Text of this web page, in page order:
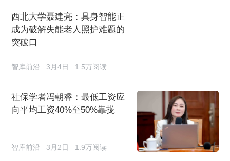
西北大学聂建亮：具身智能正
成为破解失能老人照护难题的
突破口
智库前沿 3月4日 1.5万阅读
社保学者冯朝睿：最低工资应
向平均工资40%至50%靠拢
智库前沿 3月2日 1.9万阅读